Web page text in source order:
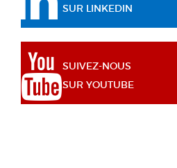
SUR LINKEDIN
SUIVEZ-NOUS
SUR YOUTUBE